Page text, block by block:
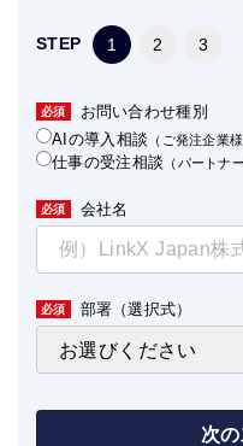
STEP 1 2 3
必須
お問い合わせ種別
AIの導入相談
（ご発注企業様
仕事の受注相談 （パートナ
必須 会社名
必須 部署（選択式）
次